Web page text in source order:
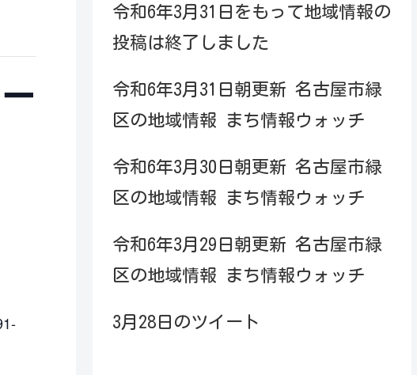
令和6年3月31日をもって地域情報の
投稿は終了しました
令和6年3月31日朝更新 名古屋市緑
区の地域情報 まち情報ウォッチ
令和6年3月30日朝更新 名古屋市緑
区の地域情報 まち情報ウォッチ
令和6年3月29日朝更新 名古屋市緑
区の地域情報 まち情報ウォッチ
3月28日のツイート